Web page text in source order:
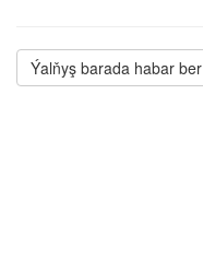
Ýalňyş barada habar ber